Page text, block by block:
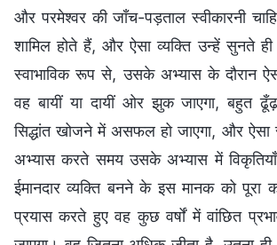
और परमेश्वर की जाँच-पड़ताल स्वीकारनी
शामिल होते हैं, और ऐसा व्यक्ति उन्हें सुनते ही
स्वाभाविक रूप से, उसके अभ्यास के दौरान
वह बायीं या दायीं ओर झुक जाएगा, बहुत
सिद्धांत खोजने में असफल हो जाएगा, और
अभ्यास करते समय उसके अभ्यास में
ईमानदार व्यक्ति बनने के इस मानक को पूरा
प्रयास करते हुए वह कुछ वर्षों में वांछित